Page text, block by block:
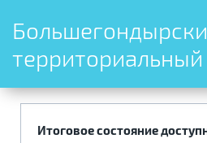
территориальный
Итоговое состояние